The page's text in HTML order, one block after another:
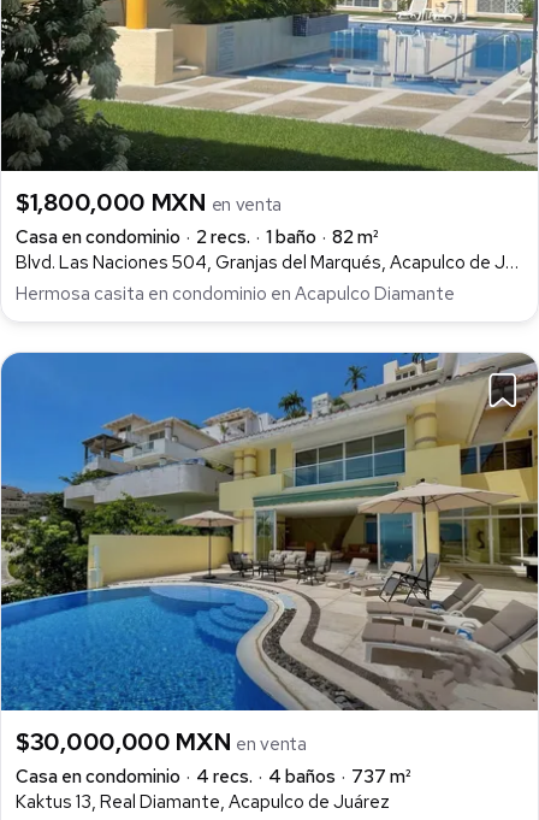
$1,800,000 MXN en venta
Casa en condominio
2 recs. 1 baño
82 m²
Blvd. Las Naciones 504, Granjas del Marqués, Acapulco de Juárez
Hermosa casita en condominio en Acapulco Diamante
$30,000,000 MXN en venta
Casa en condominio
4 recs. 4 baños
737 m²
Kaktus 13, Real Diamante, Acapulco de Juárez